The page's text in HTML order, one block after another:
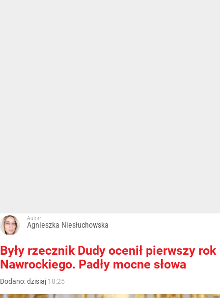
Autor:
Agnieszka Niesłuchowska
Były rzecznik Dudy ocenił pierwszy rok
Nawrockiego. Padły mocne słowa
Dodano:dzisiaj 18:25